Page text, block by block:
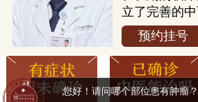
立了完善的
预约挂号
您好！请问哪个部位患有肿瘤？